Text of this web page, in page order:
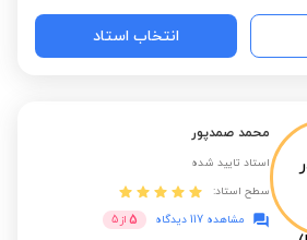
انتخاب استاد
محمد صمدپور
استاد تایید شده
سطح استاد:
مشاهده 117 دیدگاه
5 از 5